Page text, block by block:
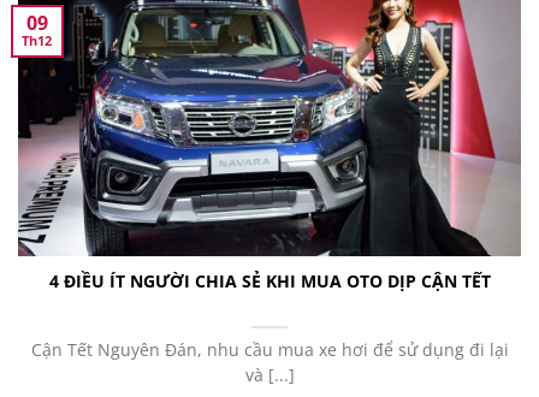
4 ĐIỀU ÍT NGƯỜI CHIA SẺ KHI MUA OTO DỊP CẬN TẾT
Cận Tết Nguyên Đán, nhu cầu mua xe hơi để sử dụng đi lại
và [...]
09
Th12